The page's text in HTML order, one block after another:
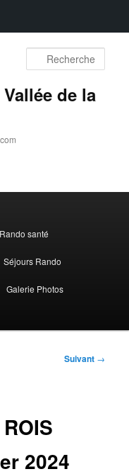
de la
Rando santé
Séjours Rando
Galerie Photos
Suivant →
2024